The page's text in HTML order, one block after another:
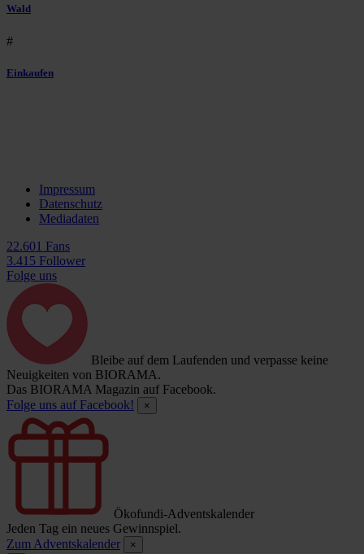
Wald
#
Einkaufen
Impressum
Datenschutz
Mediadaten
22.601 Fans
3.415 Follower
Folge uns
Bleibe auf dem Laufenden und verpasse keine
Neuigkeiten von BIORAMA.
Das BIORAMA Magazin auf Facebook.
Folge uns auf Facebook!
×
Ökofundi-Adventskalender
Jeden Tag ein neues Gewinnspiel.
Zum Adventskalender
×